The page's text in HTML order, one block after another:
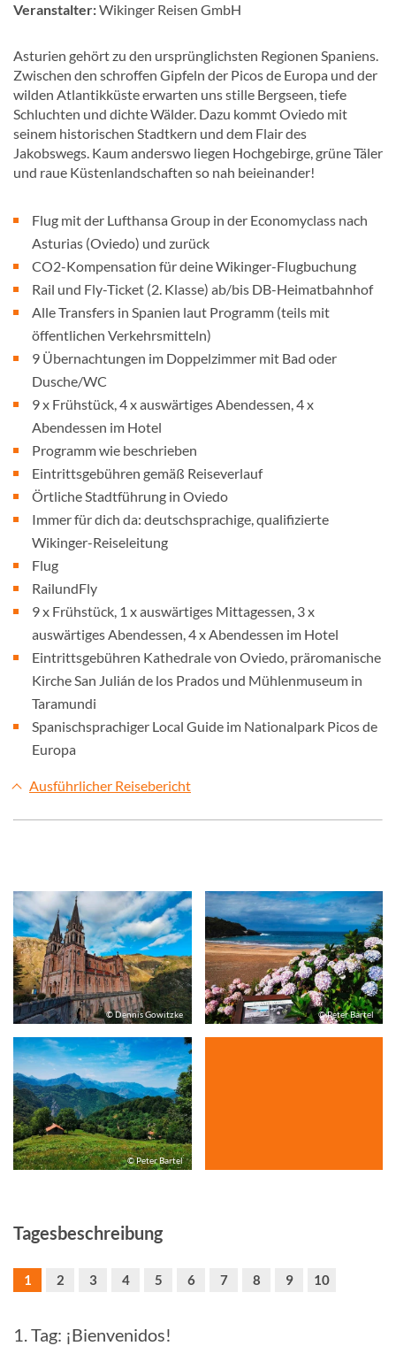
Veranstalter:Wikinger Reisen GmbH
Asturien gehört zu den ursprünglichsten Regionen Spaniens.
Zwischen den schroffen Gipfeln der Picos de Europa und der
wilden Atlantikküste erwarten uns stille Bergseen, tiefe
Schluchten und dichte Wälder. Dazu kommt Oviedo mit
seinem historischen Stadtkern und dem Flair des
Jakobswegs. Kaum anderswo liegen Hochgebirge, grüne Täler
und raue Küstenlandschaften so nah beieinander!
Flug mit der Lufthansa Group in der Economyclass nach
Asturias (Oviedo) und zurück
CO2-Kompensation für deine Wikinger-Flugbuchung
Rail und Fly-Ticket (2. Klasse) ab/bis DB-Heimatbahnhof
Alle Transfers in Spanien laut Programm (teils mit
öffentlichen Verkehrsmitteln)
9 Übernachtungen im Doppelzimmer mit Bad oder
Dusche/WC
9 x Frühstück, 4 x auswärtiges Abendessen, 4 x
Abendessen im Hotel
Programm wie beschrieben
Eintrittsgebühren gemäß Reiseverlauf
Örtliche Stadtführung in Oviedo
Immer für dich da: deutschsprachige, qualifizierte
Wikinger-Reiseleitung
Flug
RailundFly
9 x Frühstück, 1 x auswärtiges Mittagessen, 3 x
auswärtiges Abendessen, 4 x Abendessen im Hotel
Eintrittsgebühren Kathedrale von Oviedo, präromanische
Kirche San Julián de los Prados und Mühlenmuseum in
Taramundi
Spanischsprachiger Local Guide im Nationalpark Picos de
Europa
Ausführlicher Reisebericht
© Dennis Gowitzke © Peter Bartel
© Peter Bartel
Tagesbeschreibung
1 2 3 4 5 6 7 8 9 10
1. Tag: ¡Bienvenidos!